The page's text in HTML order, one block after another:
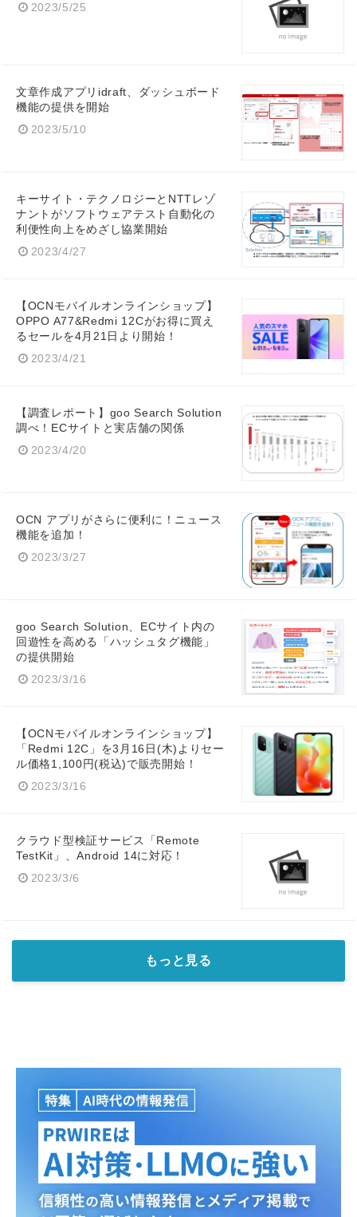
2023/5/25
文章作成アプリidraft、ダッシュボード
機能の提供を開始
2023/5/10
キーサイト・テクノロジーとNTTレゾ
ナントがソフトウェアテスト自動化の
利便性向上をめざし協業開始
2023/4/27
【OCNモバイルオンラインショップ】
OPPO A77&Redmi 12Cがお得に買え
るセールを4月21日より開始！
2023/4/21
【調査レポート】goo Search Solution
調べ！ECサイトと実店舗の関係
2023/4/20
OCN アプリがさらに便利に！ニュース
機能を追加！
2023/3/27
goo Search Solution、ECサイト内の
回遊性を高める「ハッシュタグ機能」
の提供開始
2023/3/16
【OCNモバイルオンラインショップ】
「Redmi 12C」を3月16日(木)よりセー
ル価格1,100円(税込)で販売開始！
2023/3/16
クラウド型検証サービス「Remote
TestKit」、Android 14に対応！
2023/3/6
もっと見る